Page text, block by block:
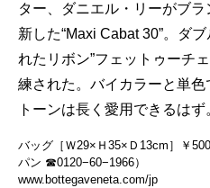
ター、ダニエル・リーがブ
新した“Maxi Cabat 30”。ダ
れたリボン”フェットゥーチ
練された。バイカラーと単
トーンは長く愛用できるはず
バッグ［Ｗ29×Ｈ35×Ｄ13cm］￥
パン ☎0120−60−1966）
www.bottegaveneta.com/jp